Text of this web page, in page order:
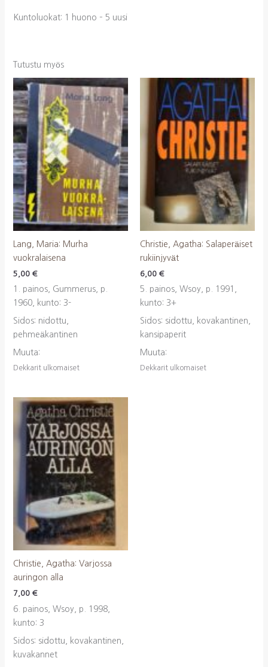
Kuntoluokat: 1 huono – 5 uusi
Tutustu myös
Lang, Maria: Murha
vuokralaisena
5,00 €
1. painos, Gummerus, p.
1960, kunto: 3-
Sidos: nidottu,
pehmeäkantinen
Muuta:
Dekkarit ulkomaiset
Christie, Agatha: Salaperäiset
rukiinjyvät
6,00 €
5. painos, Wsoy, p. 1991,
kunto: 3+
Sidos: sidottu, kovakantinen,
kansipaperit
Muuta:
Dekkarit ulkomaiset
Christie, Agatha: Varjossa
auringon alla
7,00 €
6. painos, Wsoy, p. 1998,
kunto: 3
Sidos: sidottu, kovakantinen,
kuvakannet